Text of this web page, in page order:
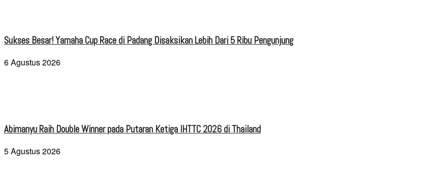
Sukses Besar! Yamaha Cup Race di Padang Disaksikan Lebih Dari 5 Ribu Pengunjung
6 Agustus 2026
Abimanyu Raih Double Winner pada Putaran Ketiga IHTTC 2026 di Thailand
5 Agustus 2026